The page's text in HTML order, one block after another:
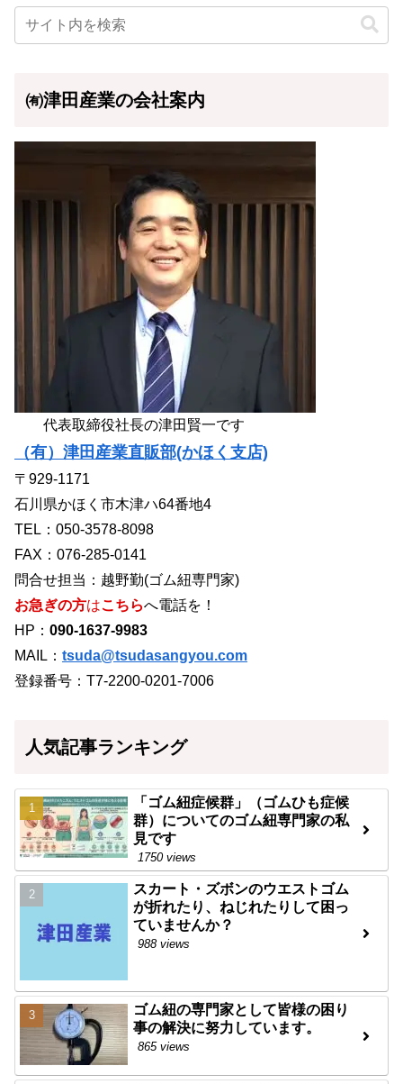
㈲津田産業の会社案内
代表取締役社長の津田賢一です
（有）津田産業直販部(かほく支店)
〒929-1171
石川県かほく市木津ハ64番地4
TEL：050-3578-8098
FAX：076-285-0141
問合せ担当：越野勤(ゴム紐専門家)
お急ぎの方はこちらへ電話を！
HP： 090-1637-9983
MAIL： tsuda@tsudasangyou.com
登録番号：T7-2200-0201-7006
人気記事ランキング
「ゴム紐症候群」（ゴムひも症候
群）についてのゴム紐専門家の私
見です
1750 views
スカート・ズボンのウエストゴム
が折れたり、ねじれたりして困っ
ていませんか？
988 views
ゴム紐の専門家として皆様の困り
事の解決に努力しています。
865 views